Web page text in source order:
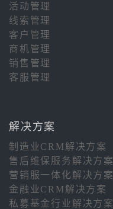
活动管理
线索管理
客户管理
商机管理
销售管理
客服管理
解决方案
制造业CRM解决方案
售后维保服务解决方案
营销服一体化解决方案
金融业CRM解决方案
私募基金行业解决方案